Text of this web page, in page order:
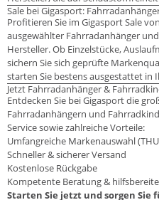
Sale bei Gigasport:
Profitieren Sie im Gigasport Sale
ausgewählter Fahrradanhänger
Hersteller. Ob Einzelstücke,
sichern Sie sich geprüfte
starten Sie bestens ausgestattet in
Jetzt Fahrradanhänger &
Entdecken Sie bei Gigasport die
Fahrradanhängern und
Service sowie zahlreiche Vorteile:
Umfangreiche Markenauswahl
Schneller & sicherer Versand
Kostenlose Rückgabe
Kompetente Beratung &
Starten Sie jetzt und sorgen Sie